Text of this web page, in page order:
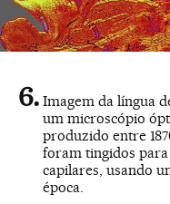
Imagem da língua
um microscópio
produzido entre
foram tingidos
capilares, usando
época.